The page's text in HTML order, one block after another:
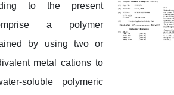
to the present
a polymer
by using two or
metal cations to
soluble polymeric